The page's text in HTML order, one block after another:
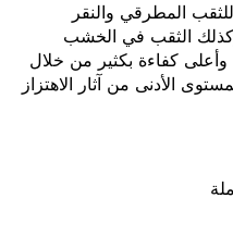
المطرقي والنقر
الثقب في الخشب
كفاءة بكثير من خلال
الأدنى من آثار الاهتزاز